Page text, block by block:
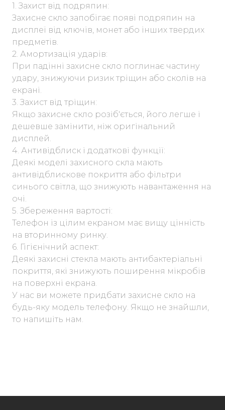
1. Захист від подряпин:
Захисне скло запобігає появі подряпин на
дисплеї від ключів, монет або інших твердих
предметів.
2. Амортизація ударів:
При падінні захисне скло поглинає частину
удару, знижуючи ризик тріщин або сколів на
екрані.
3. Захист від тріщин:
Якщо захисне скло розіб'ється, його легше і
дешевше замінити, ніж оригінальний
дисплей.
4. Антивідблиск і додаткові функції:
Деякі моделі захисного скла мають
антивідблискове покриття або фільтри
синього світла, що знижують навантаження на
очі.
5. Збереження вартості:
Телефон із цілим екраном має вищу цінність
на вторинному ринку.
6. Гігієнічний аспект:
Деякі захисні стекла мають антибактеріальні
покриття, які знижують поширення мікробів
на поверхні екрана.
У нас ви можете придбати захисне скло на
будь-яку модель телефону. Якщо не знайшли,
то напишіть нам.